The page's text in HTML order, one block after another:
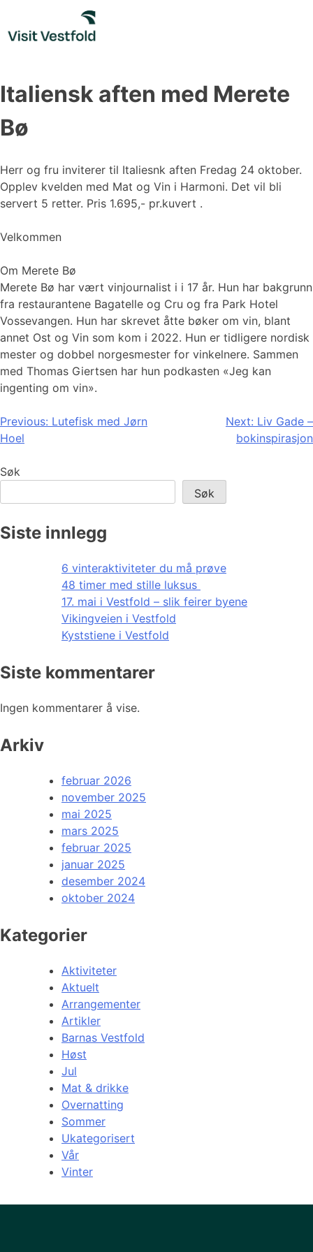
content
Italiensk aften med Merete
Bø
Herr og fru inviterer til Italiesnk aften Fredag 24 oktober.
​​​​​​Opplev kvelden med Mat og Vin i Harmoni. Det vil bli
servert 5 retter. Pris 1.695,- pr.kuvert .
Velkommen
Om Merete Bø
Merete Bø har vært vinjournalist i i 17 år. Hun har bakgrunn
fra restaurantene Bagatelle og Cru og fra Park Hotel
Vossevangen. Hun har skrevet åtte bøker om vin, blant
annet Ost og Vin som kom i 2022. Hun er tidligere nordisk
mester og dobbel norgesmester for vinkelnere. Sammen
med Thomas Giertsen har hun podkasten «Jeg kan
ingenting om vin».
Innleggsnavigasjon
Previous: Lutefisk med Jørn
Hoel
Next: Liv Gade –
bokinspirasjon
Søk
Søk
Siste innlegg
6 vinteraktiviteter du må prøve
48 timer med stille luksus
17. mai i Vestfold – slik feirer byene
Vikingveien i Vestfold
Kyststiene i Vestfold
Siste kommentarer
Ingen kommentarer å vise.
Arkiv
februar 2026
november 2025
mai 2025
mars 2025
februar 2025
januar 2025
desember 2024
oktober 2024
Kategorier
Aktiviteter
Aktuelt
Arrangementer
Artikler
Barnas Vestfold
Høst
Jul
Mat & drikke
Overnatting
Sommer
Ukategorisert
Vår
Vinter